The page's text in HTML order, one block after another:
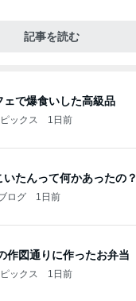
記事を読む
ェで爆食いした高級品
ックス 1日前
いたんって何かあったの？
ログ 1日前
作図通りに作ったお弁当
ックス 1日前